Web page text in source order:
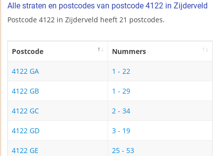
Alle straten en postcodes van postcode 4122 in Zijderveld
Postcode 4122 in Zijderveld heeft 21 postcodes.
Postcode Nummers
4122 GA 1 - 22
4122 GB 1 - 29
4122 GC 2 - 34
4122 GD 3 - 19
4122 GE 25 - 53